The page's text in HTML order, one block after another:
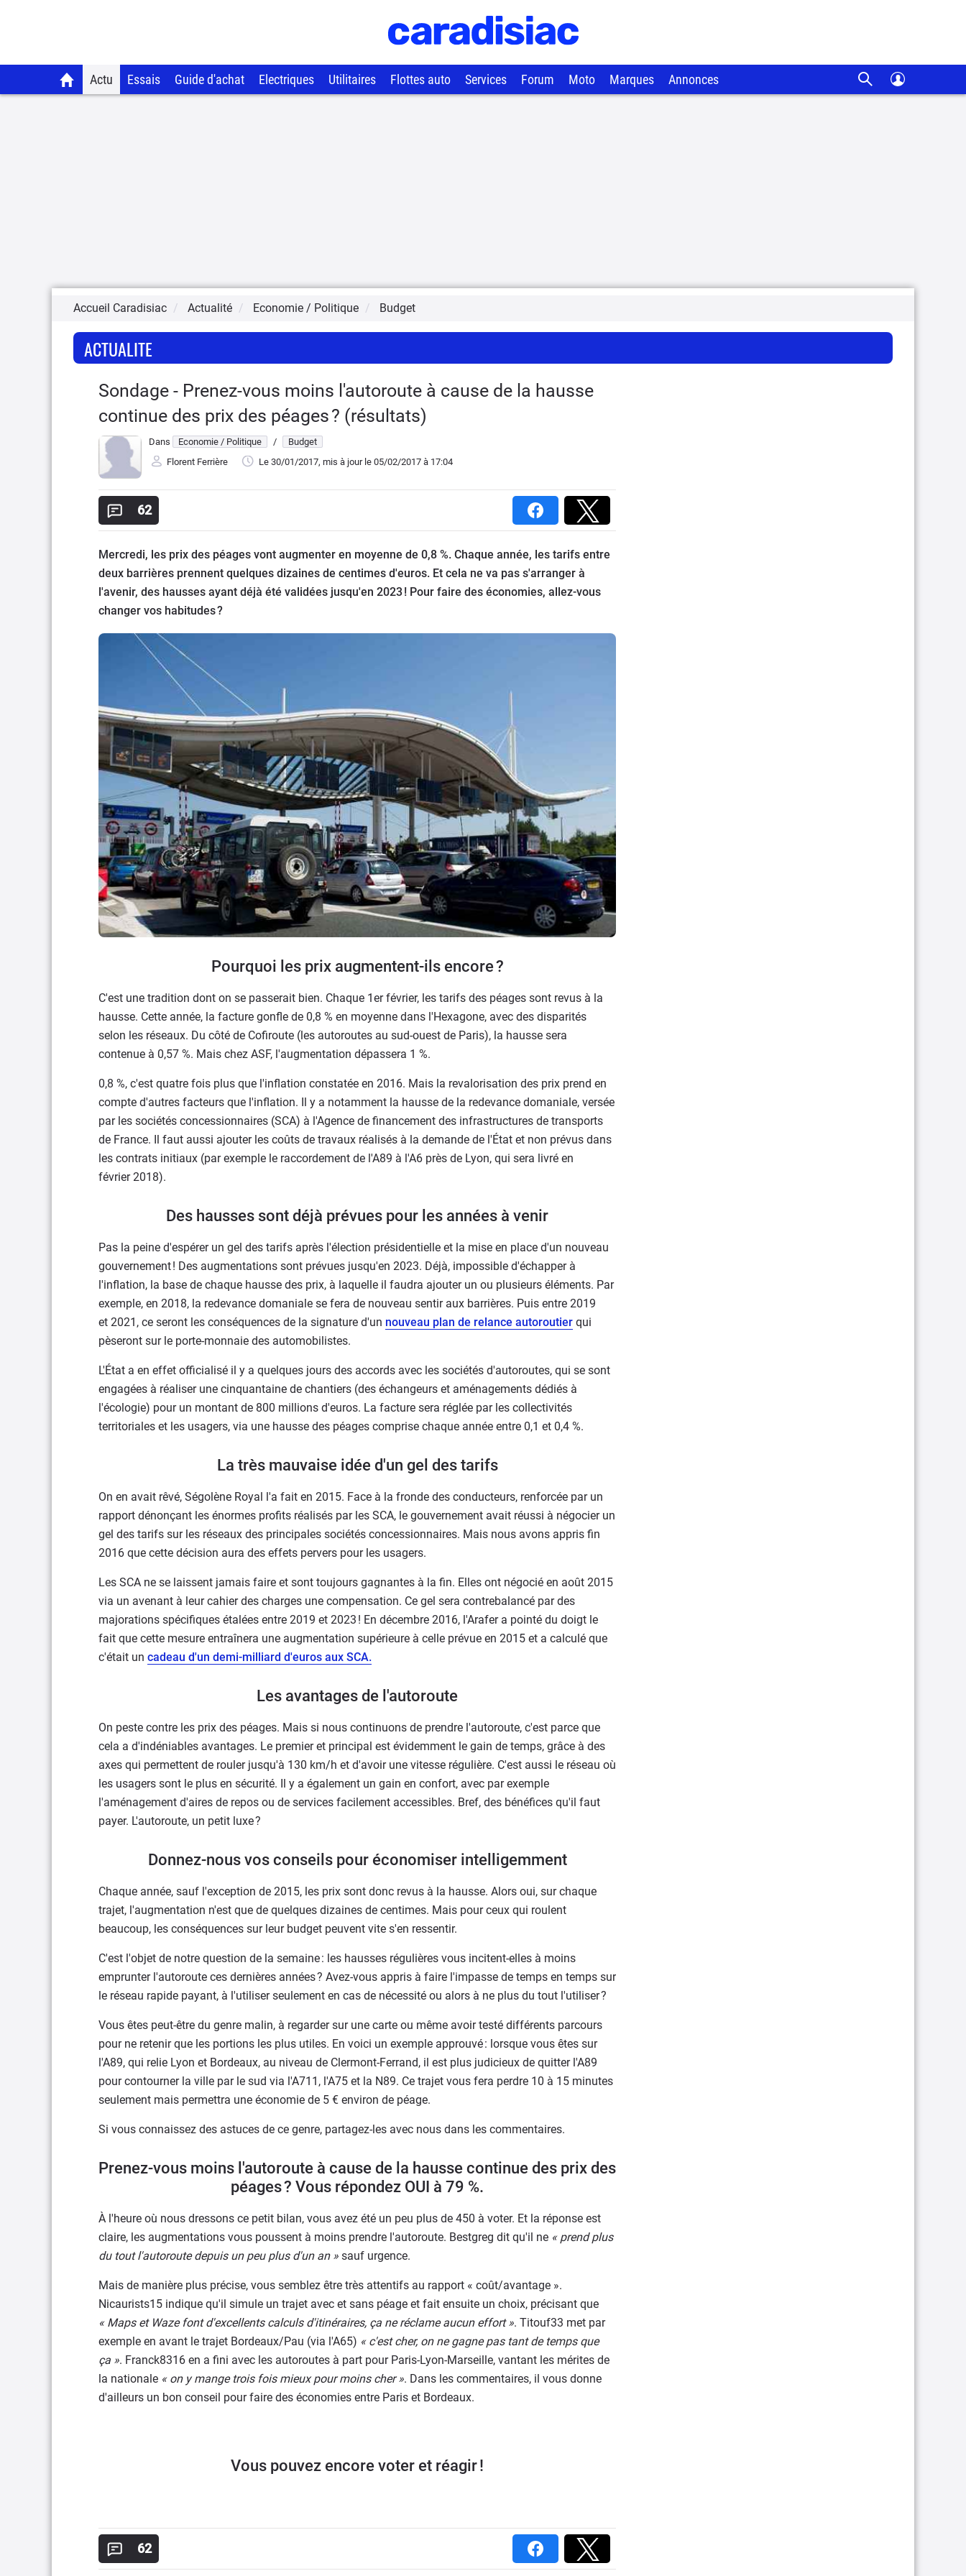
Actu Essais Guide d'achat Electriques Utilitaires Flottes auto Services Forum Moto Marques Annonces
Accueil Caradisiac Actualité Economie / Politique Budget
ACTUALITE
Sondage - Prenez-vous moins l'autoroute à cause de la hausse
continue des prix des péages ? (résultats)
Dans Economie / Politique /
Budget
Florent Ferrière
Le 30/01/2017, mis à jour le 05/02/2017 à 17:04
62
Mercredi, les prix des péages vont augmenter en moyenne de 0,8 %. Chaque année, les tarifs entre
deux barrières prennent quelques dizaines de centimes d'euros. Et cela ne va pas s'arranger à
l'avenir, des hausses ayant déjà été validées jusqu'en 2023 ! Pour faire des économies, allez-vous
changer vos habitudes ?
Pourquoi les prix augmentent-ils encore ?
C'est une tradition dont on se passerait bien. Chaque 1er février, les tarifs des péages sont revus à la
hausse. Cette année, la facture gonfle de 0,8 % en moyenne dans l'Hexagone, avec des disparités
selon les réseaux. Du côté de Cofiroute (les autoroutes au sud-ouest de Paris), la hausse sera
contenue à 0,57 %. Mais chez ASF, l'augmentation dépassera 1 %.
0,8 %, c'est quatre fois plus que l'inflation constatée en 2016. Mais la revalorisation des prix prend en
compte d'autres facteurs que l'inflation. Il y a notamment la hausse de la redevance domaniale, versée
par les sociétés concessionnaires (SCA) à l'Agence de financement des infrastructures de transports
de France. Il faut aussi ajouter les coûts de travaux réalisés à la demande de l'État et non prévus dans
les contrats initiaux (par exemple le raccordement de l'A89 à l'A6 près de Lyon, qui sera livré en
février 2018).
Des hausses sont déjà prévues pour les années à venir
Pas la peine d'espérer un gel des tarifs après l'élection présidentielle et la mise en place d'un nouveau
gouvernement ! Des augmentations sont prévues jusqu'en 2023. Déjà, impossible d'échapper à
l'inflation, la base de chaque hausse des prix, à laquelle il faudra ajouter un ou plusieurs éléments. Par
exemple, en 2018, la redevance domaniale se fera de nouveau sentir aux barrières. Puis entre 2019
et 2021, ce seront les conséquences de la signature d'un nouveau plan de relance autoroutier qui
pèseront sur le porte-monnaie des automobilistes.
L'État a en effet officialisé il y a quelques jours des accords avec les sociétés d'autoroutes, qui se sont
engagées à réaliser une cinquantaine de chantiers (des échangeurs et aménagements dédiés à
l'écologie) pour un montant de 800 millions d'euros. La facture sera réglée par les collectivités
territoriales et les usagers, via une hausse des péages comprise chaque année entre 0,1 et 0,4 %.
La très mauvaise idée d'un gel des tarifs
On en avait rêvé, Ségolène Royal l'a fait en 2015. Face à la fronde des conducteurs, renforcée par un
rapport dénonçant les énormes profits réalisés par les SCA, le gouvernement avait réussi à négocier un
gel des tarifs sur les réseaux des principales sociétés concessionnaires. Mais nous avons appris fin
2016 que cette décision aura des effets pervers pour les usagers.
Les SCA ne se laissent jamais faire et sont toujours gagnantes à la fin. Elles ont négocié en août 2015
via un avenant à leur cahier des charges une compensation. Ce gel sera contrebalancé par des
majorations spécifiques étalées entre 2019 et 2023 ! En décembre 2016, l'Arafer a pointé du doigt le
fait que cette mesure entraînera une augmentation supérieure à celle prévue en 2015 et a calculé que
c'était un cadeau d'un demi-milliard d'euros aux SCA.
Les avantages de l'autoroute
On peste contre les prix des péages. Mais si nous continuons de prendre l'autoroute, c'est parce que
cela a d'indéniables avantages. Le premier et principal est évidemment le gain de temps, grâce à des
axes qui permettent de rouler jusqu'à 130 km/h et d'avoir une vitesse régulière. C'est aussi le réseau où
les usagers sont le plus en sécurité. Il y a également un gain en confort, avec par exemple
l'aménagement d'aires de repos ou de services facilement accessibles. Bref, des bénéfices qu'il faut
payer. L'autoroute, un petit luxe ?
Donnez-nous vos conseils pour économiser intelligemment
Chaque année, sauf l'exception de 2015, les prix sont donc revus à la hausse. Alors oui, sur chaque
trajet, l'augmentation n'est que de quelques dizaines de centimes. Mais pour ceux qui roulent
beaucoup, les conséquences sur leur budget peuvent vite s'en ressentir.
C'est l'objet de notre question de la semaine : les hausses régulières vous incitent-elles à moins
emprunter l'autoroute ces dernières années ? Avez-vous appris à faire l'impasse de temps en temps sur
le réseau rapide payant, à l'utiliser seulement en cas de nécessité ou alors à ne plus du tout l'utiliser ?
Vous êtes peut-être du genre malin, à regarder sur une carte ou même avoir testé différents parcours
pour ne retenir que les portions les plus utiles. En voici un exemple approuvé : lorsque vous êtes sur
l'A89, qui relie Lyon et Bordeaux, au niveau de Clermont-Ferrand, il est plus judicieux de quitter l'A89
pour contourner la ville par le sud via l'A711, l'A75 et la N89. Ce trajet vous fera perdre 10 à 15 minutes
seulement mais permettra une économie de 5 € environ de péage.
Si vous connaissez des astuces de ce genre, partagez-les avec nous dans les commentaires.
Prenez-vous moins l'autoroute à cause de la hausse continue des prix des
péages ? Vous répondez OUI à 79 %.
À l'heure où nous dressons ce petit bilan, vous avez été un peu plus de 450 à voter. Et la réponse est
claire, les augmentations vous poussent à moins prendre l'autoroute. Bestgreg dit qu'il ne « prend plus
du tout l'autoroute depuis un peu plus d'un an » sauf urgence.
Mais de manière plus précise, vous semblez être très attentifs au rapport « coût/avantage ».
Nicaurists15 indique qu'il simule un trajet avec et sans péage et fait ensuite un choix, précisant que
« Maps et Waze font d'excellents calculs d'itinéraires, ça ne réclame aucun effort ». Titouf33 met par
exemple en avant le trajet Bordeaux/Pau (via l'A65) « c'est cher, on ne gagne pas tant de temps que
ça ». Franck8316 en a fini avec les autoroutes à part pour Paris-Lyon-Marseille, vantant les mérites de
la nationale « on y mange trois fois mieux pour moins cher ». Dans les commentaires, il vous donne
d'ailleurs un bon conseil pour faire des économies entre Paris et Bordeaux.
Vous pouvez encore voter et réagir !
62